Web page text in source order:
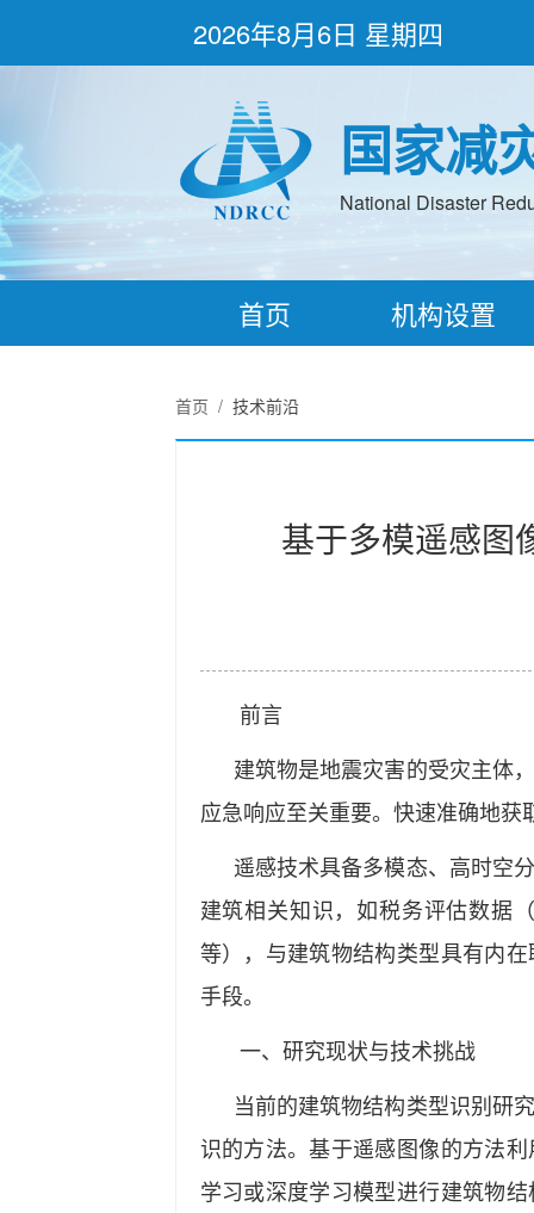
2026年8月6日 星期四
国家减
National Disaster
首页 机构设置
首页 / 技术前沿
基于多模遥感图
前言
建筑物是地震灾害的受灾主体
应急响应至关重要。快速准确地
遥感技术具备多模态、高时空
建筑相关知识，如税务评估数据
等），与建筑物结构类型具有内
手段。
一、研究现状与技术挑战
当前的建筑物结构类型识别研
识的方法。基于遥感图像的方法
学习或深度学习模型进行建筑物